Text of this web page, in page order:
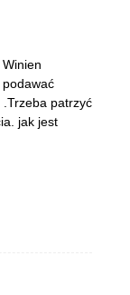
patrzyć
jak jest